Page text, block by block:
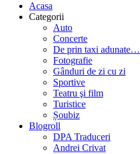
Acasa
Categorii
Auto
Concerte
De prin taxi adunate…
Fotografie
Gânduri de zi cu zi
Sportive
Teatru şi film
Turistice
Șoubiz
Blogroll
DPA Traduceri
Andrei Crivat